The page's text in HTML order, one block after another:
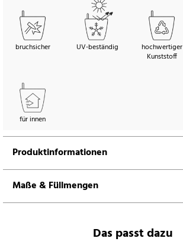
bruchsicher UV-beständig
hochwertiger
Kunststoff
für innen
Produktinformationen
Maße & Füllmengen
Das passt dazu